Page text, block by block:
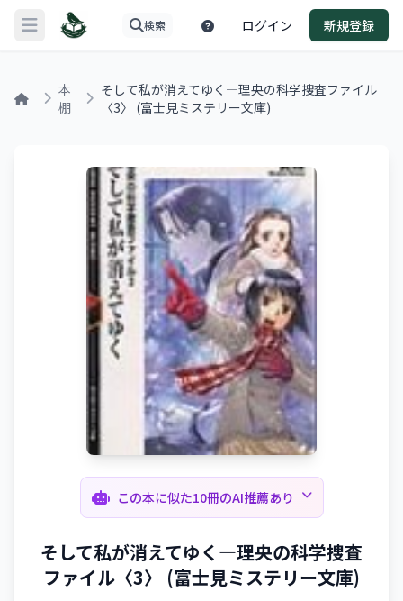
メニューを開く 検索 ログイン 新規登録
本
棚
そして私が消えてゆく―理央の科学捜査ファイル
〈3〉 (富士見ミステリー文庫)
この本に似た10冊のAI推薦あり
そして私が消えてゆく―理央の科学捜査
ファイル〈3〉 (富士見ミステリー文庫)